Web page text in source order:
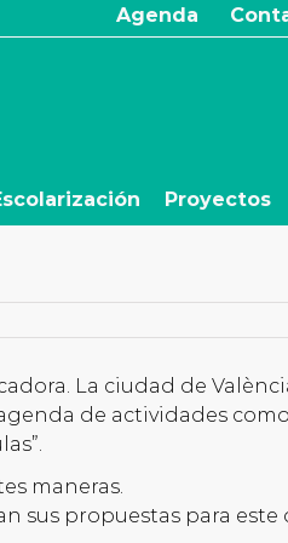
Agenda
Proyectos
La ciudad de
de actividades
maneras.
sus propuestas para